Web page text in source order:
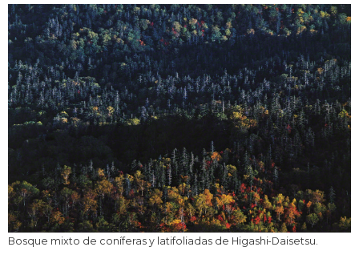
Bosque mixto de coníferas y latifoliadas de Higashi-Daisetsu.